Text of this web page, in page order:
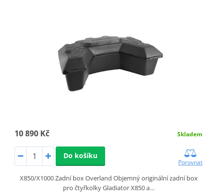
10 890 Kč Skladem
Do košíku
Porovnat
X850/X1000 Zadní box Overland Objemný originální zadní box
pro čtyřkolky Gladiator X850 a…